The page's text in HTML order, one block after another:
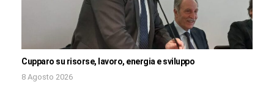
Cupparo su risorse, lavoro, energia e sviluppo
8 Agosto 2026